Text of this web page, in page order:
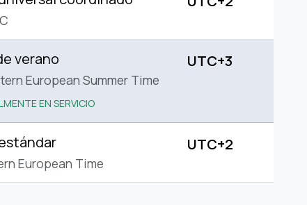
verano
European Summer Time
EN SERVICIO
UTC+3
European Time
UTC+2